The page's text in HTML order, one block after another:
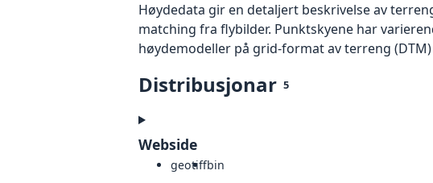
Høydedata gir en detaljert beskrivelse av
matching fra flybilder. Punktskyene har
høydemodeller på grid-format av terreng
Distribusjonar 5
Webside
geotiffbin